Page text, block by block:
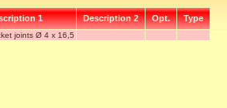
1 Description 2 Opt. Type
joints Ø 4 x 16,5